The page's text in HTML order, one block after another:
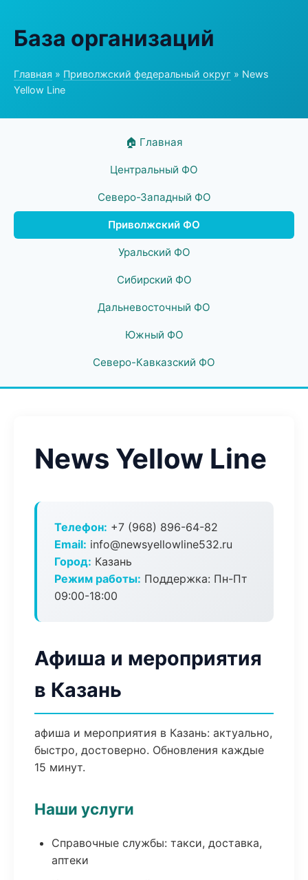
База организаций
Главная » Приволжский федеральный округ » News
Yellow Line
🏠 Главная
Центральный ФО
Северо-Западный ФО
Приволжский ФО
Уральский ФО
Сибирский ФО
Дальневосточный ФО
Южный ФО
Северо-Кавказский ФО
News Yellow Line
Телефон: +7 (968) 896-64-82
Email: info@newsyellowline532.ru
Город: Казань
Режим работы: Поддержка: Пн-Пт
09:00-18:00
Афиша и мероприятия
в Казань
афиша и мероприятия в Казань: актуально,
быстро, достоверно. Обновления каждые
15 минут.
Наши услуги
Справочные службы: такси, доставка,
аптеки